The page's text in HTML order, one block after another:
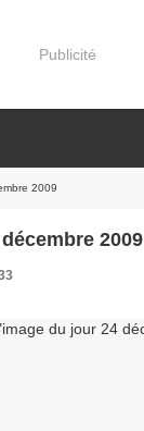
Publicité
2009
2009